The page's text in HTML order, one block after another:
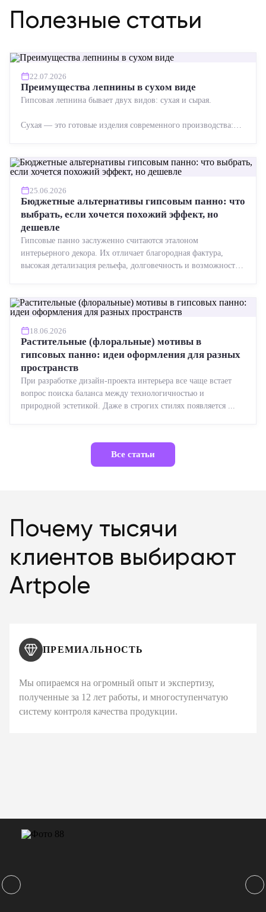
Полезные статьи
22.07.2026
Преимущества лепнины в сухом виде
Гипсовая лепнина бывает двух видов: сухая и сырая.
Сухая — это готовые изделия современного производства:
25.06.2026
Бюджетные альтернативы гипсовым панно: что
выбрать, если хочется похожий эффект, но
дешевле
Гипсовые панно заслуженно считаются эталоном
интерьерного декора. Их отличает благородная фактура,
высокая детализация рельефа, долговечность и возможность
18.06.2026
Растительные (флоральные) мотивы в
гипсовых панно: идеи оформления для разных
пространств
При разработке дизайн-проекта интерьера все чаще встает
вопрос поиска баланса между технологичностью и
природной эстетикой. Даже в строгих стилях появляется ...
Все статьи
Почему тысячи
клиентов выбирают
Artpole
ПРЕМИАЛЬНОСТЬ
Мы опираемся на огромный опыт и экспертизу,
полученные за 12 лет работы, и многоступенчатую
систему контроля качества продукции.